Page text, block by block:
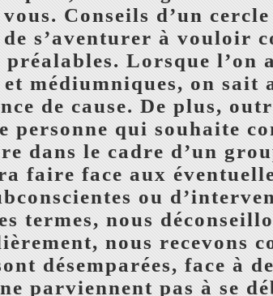
Conseils d’un
s’aventurer à vouloir
préalables. Lorsque l’on
médiumniques, on sait
de cause. De plus,
personne qui souhaite
dans le cadre d’un
faire face aux
ou
termes, nous
nous recevons
désemparées, face à
parviennent pas à se